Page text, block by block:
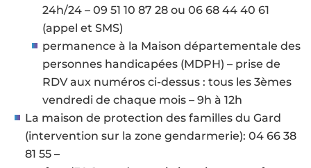
24h/24 – 09 51 10 87 28 ou 06 68 44 40 61
(appel et SMS)
permanence à la Maison départementale des
personnes handicapées (MDPH) – prise de
RDV aux numéros ci-dessus : tous les 3èmes
vendredi de chaque mois – 9h à 12h
La maison de protection des familles du Gard
(intervention sur la zone gendarmerie): 04 66 38
81 55 –